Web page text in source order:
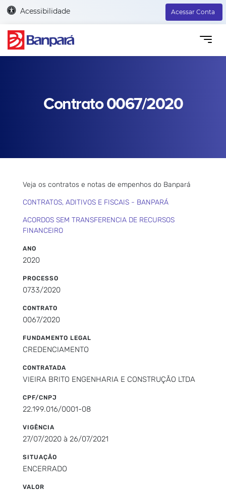
Acessibilidade Acessar Conta
Contrato 0067/2020
Veja os contratos e notas de empenhos do Banpará
CONTRATOS, ADITIVOS E FISCAIS - BANPARÁ
ACORDOS SEM TRANSFERENCIA DE RECURSOS
FINANCEIRO
ANO
2020
PROCESSO
0733/2020
CONTRATO
0067/2020
FUNDAMENTO LEGAL
CREDENCIAMENTO
CONTRATADA
VIEIRA BRITO ENGENHARIA E CONSTRUÇÃO LTDA
CPF/CNPJ
22.199.016/0001-08
VIGÊNCIA
27/07/2020 à 26/07/2021
SITUAÇÃO
ENCERRADO
VALOR